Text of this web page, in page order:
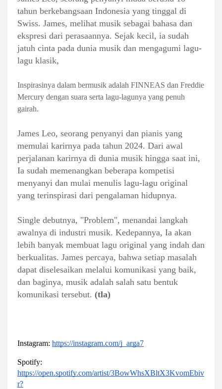
tahun berkebangsaan Indonesia yang tinggal di
Swiss. James, melihat musik sebagai bahasa dan
ekspresi dari perasaannya. Sejak kecil, ia sudah
jatuh cinta pada dunia musik dan mengagumi lagu-
lagu klasik,
Inspirasinya dalam bermusik adalah FINNEAS dan Freddie
Mercury dengan suara serta lagu-lagunya yang penuh
gairah.
James Leo, seorang penyanyi dan pianis yang
memulai karirnya pada tahun 2024. Dari awal
perjalanan karirnya di dunia musik hingga saat ini,
Ia sudah memenangkan beberapa kompetisi
menyanyi dan mulai menulis lagu-lagu original
yang terinspirasi dari pengalaman hidupnya.
Single debutnya, "Problem", menandai langkah
awalnya di industri musik. Kedepannya, Ia akan
lebih banyak membuat lagu original yang indah dan
berkualitas. James percaya, bahwa setiap masalah
dapat diselesaikan melalui komunikasi yang baik,
dan baginya, musik adalah salah satu bentuk
komunikasi tersebut. (tla)
Instagram: https://instagram.com/j_arga7
https://open.spotify.com/artist/3BowWhsXBltX3KvomEbiv
r?